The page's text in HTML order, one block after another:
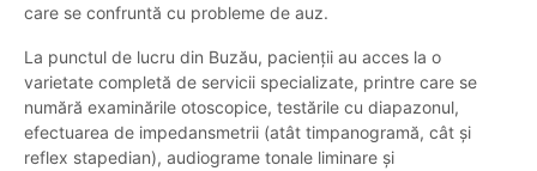
care se confruntă cu probleme de auz.
La punctul de lucru din Buzău, pacienții au acces la o
varietate completă de servicii specializate, printre care se
numără examinările otoscopice, testările cu diapazonul,
efectuarea de impedansmetrii (atât timpanogramă, cât și
reflex stapedian), audiograme tonale liminare și